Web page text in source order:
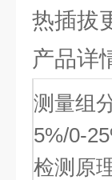
热插拔
产品详
测量组
5%/0-
检测原